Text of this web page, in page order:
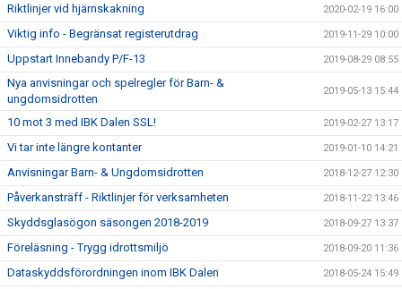
Riktlinjer vid hjärnskakning 2020-02-19 16:00
Viktig info - Begränsat registerutdrag 2019-11-29 10:00
Uppstart Innebandy P/F-13 2019-08-29 08:55
Nya anvisningar och spelregler för Barn- &
ungdomsidrotten
2019-05-13 15:44
10 mot 3 med IBK Dalen SSL! 2019-02-27 13:17
Vi tar inte längre kontanter 2019-01-10 14:21
Anvisningar Barn- & Ungdomsidrotten 2018-12-27 12:30
Påverkansträff - Riktlinjer för verksamheten 2018-11-22 13:46
Skyddsglasögon säsongen 2018-2019 2018-09-27 13:37
Föreläsning - Trygg idrottsmiljö 2018-09-20 11:36
Dataskyddsförordningen inom IBK Dalen 2018-05-24 15:49